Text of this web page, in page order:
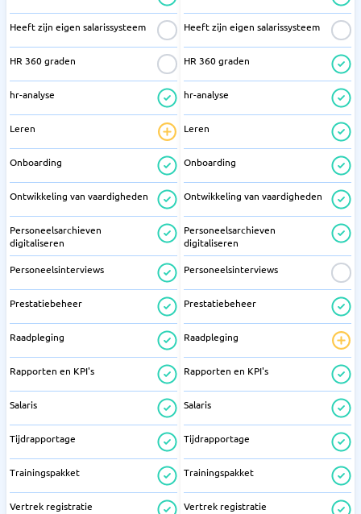
Heeft zijn eigen salarissysteem
HR 360 graden
hr-analyse
Leren
Onboarding
Ontwikkeling van vaardigheden
Personeelsarchieven
digitaliseren
Personeelsinterviews
Prestatiebeheer
Raadpleging
Rapporten en KPI's
Salaris
Tijdrapportage
Trainingspakket
Vertrek registratie
Heeft zijn eigen salarissysteem
HR 360 graden
hr-analyse
Leren
Onboarding
Ontwikkeling van vaardigheden
Personeelsarchieven
digitaliseren
Personeelsinterviews
Prestatiebeheer
Raadpleging
Rapporten en KPI's
Salaris
Tijdrapportage
Trainingspakket
Vertrek registratie